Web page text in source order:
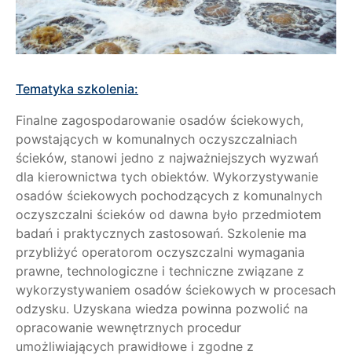
Tematyka szkolenia:
Finalne zagospodarowanie osadów ściekowych,
powstających w komunalnych oczyszczalniach
ścieków, stanowi jedno z najważniejszych wyzwań
dla kierownictwa tych obiektów. Wykorzystywanie
osadów ściekowych pochodzących z komunalnych
oczyszczalni ścieków od dawna było przedmiotem
badań i praktycznych zastosowań. Szkolenie ma
przybliżyć operatorom oczyszczalni wymagania
prawne, technologiczne i techniczne związane z
wykorzystywaniem osadów ściekowych w procesach
odzysku. Uzyskana wiedza powinna pozwolić na
opracowanie wewnętrznych procedur
umożliwiających prawidłowe i zgodne z